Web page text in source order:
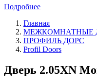
Подробнее
Главная
МЕЖКОМНАТНЫЕ
ПРОФИЛЬ ДОРС
Profil Doors
Дверь 2.05ХN